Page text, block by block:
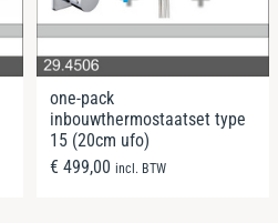
one-pack
inbouwthermostaatset type
15 (20cm ufo)
€ 499,00 incl. BTW